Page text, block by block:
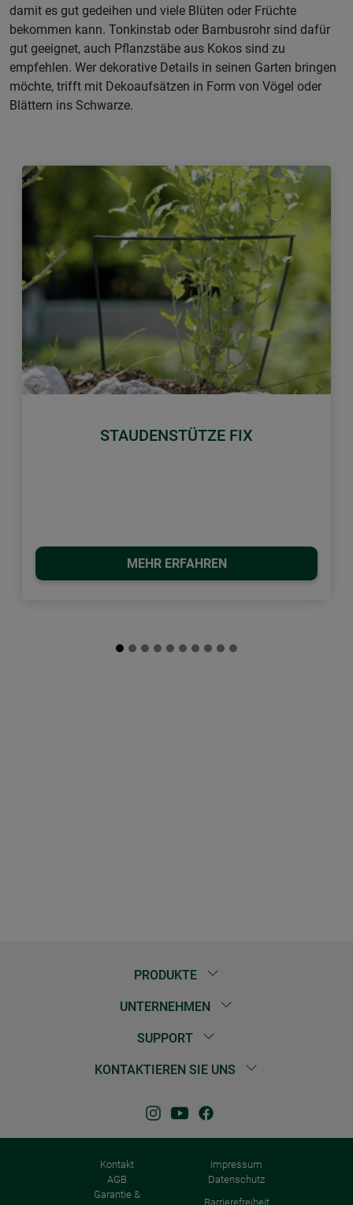
damit es gut gedeihen und viele Blüten oder Früchte
bekommen kann. Tonkinstab oder Bambusrohr sind dafür
gut geeignet, auch Pflanzstäbe aus Kokos sind zu
empfehlen. Wer dekorative Details in seinen Garten bringen
möchte, trifft mit Dekoaufsätzen in Form von Vögel oder
Blättern ins Schwarze.
STAUDENSTÜTZE FIX
MEHR ERFAHREN
Zurück Weiter
PRODUKTE
UNTERNEHMEN
SUPPORT
KONTAKTIEREN SIE UNS
Kontakt
Impressum
AGB
Datenschutz
Garantie &
Barrierefreiheit